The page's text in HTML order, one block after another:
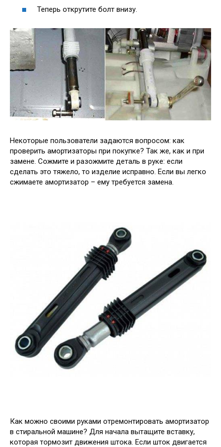
Теперь открутите болт внизу.
Некоторые пользователи задаются вопросом: как
проверить амортизаторы при покупке? Так же, как и при
замене. Сожмите и разожмите деталь в руке: если
сделать это тяжело, то изделие исправно. Если вы легко
сжимаете амортизатор – ему требуется замена.
Как можно своими руками отремонтировать амортизатор
в стиральной машине? Для начала вытащите вставку,
которая тормозит движения штока. Если шток двигается